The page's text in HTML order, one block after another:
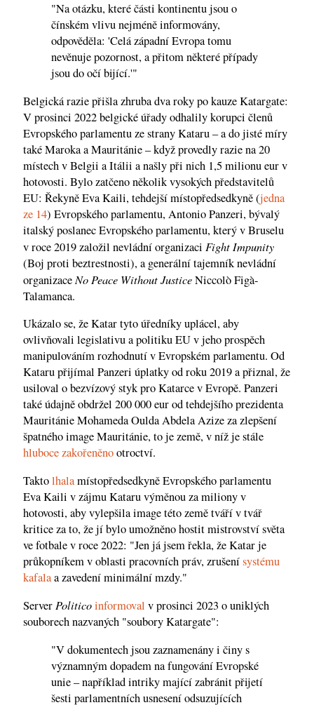
"Na otázku, které části kontinentu jsou o
čínském vlivu nejméně informovány,
odpověděla: 'Celá západní Evropa tomu
nevěnuje pozornost, a přitom některé případy
jsou do očí bijící.'"
Belgická razie přišla zhruba dva roky po kauze Katargate:
V prosinci 2022 belgické úřady odhalily korupci členů
Evropského parlamentu ze strany Kataru – a do jisté míry
také Maroka a Mauritánie – když provedly razie na 20
místech v Belgii a Itálii a našly při nich 1,5 milionu eur v
hotovosti. Bylo zatčeno několik vysokých představitelů
EU: Řekyně Eva Kaili, tehdejší místopředsedkyně (jedna
ze 14) Evropského parlamentu, Antonio Panzeri, bývalý
italský poslanec Evropského parlamentu, který v Bruselu
v roce 2019 založil nevládní organizaci Fight Impunity
(Boj proti beztrestnosti), a generální tajemník nevládní
organizaceNo Peace Without JusticeNiccolò Figà-
Talamanca.
Ukázalo se, že Katar tyto úředníky uplácel, aby
ovlivňovali legislativu a politiku EU v jeho prospěch
manipulováním rozhodnutí v Evropském parlamentu. Od
Kataru přijímal Panzeri úplatky od roku 2019 a přiznal, že
usiloval o bezvízový styk pro Katarce v Evropě. Panzeri
také údajně obdržel 200 000 eur od tehdejšího prezidenta
Mauritánie Mohameda Oulda Abdela Azize za zlepšení
špatného image Mauritánie, to je země, v níž je stále
hluboce zakořeněnootroctví.
Taktolhalamístopředsedkyně Evropského parlamentu
Eva Kaili v zájmu Kataru výměnou za miliony v
hotovosti, aby vylepšila image této země tváří v tvář
kritice za to, že jí bylo umožněno hostit mistrovství světa
ve fotbale v roce 2022: "Jen já jsem řekla, že Katar je
průkopníkem v oblasti pracovních práv, zrušenísystému
kafalaa zavedení minimální mzdy."
Server Politicoinformoval v prosinci 2023 o uniklých
souborech nazvaných "soubory Katargate":
"V dokumentech jsou zaznamenány i činy s
významným dopadem na fungování Evropské
unie – například intriky mající zabránit přijetí
šesti parlamentních usnesení odsuzujících